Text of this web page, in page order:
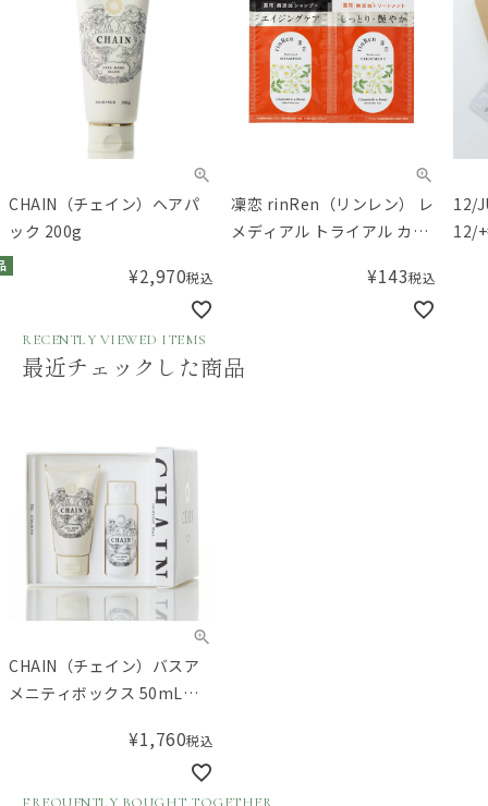
CHAIN（チェイン）ヘアパ
ック 200g
¥2,970税込
凜恋 rinRen（リンレン） レ
メディアル トライアル カモ
¥143税込
12/
12/
RECENTLY VIEWED ITEMS
最近チェックした商品
CHAIN（チェイン）バスア
メニティボックス 50mL／
¥1,760税込